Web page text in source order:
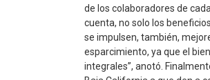
de los colaboradores de
cuenta, no solo los
se impulsen, también,
esparcimiento, ya que el
integrales”, anotó.